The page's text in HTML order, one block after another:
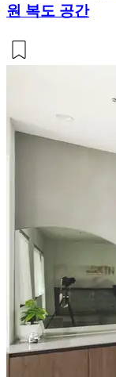
원 복도 공간